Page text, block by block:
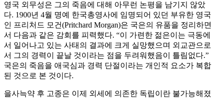
영국 외무성은 그의 죽음에 대해 아무런 논평을 남기지 않았
다. 1900년 4월 명예 한국총영사에 임명되어 있던 부유한 영국
인 프리처드 모건(Pritchard Morgan)은 국은의 유품을 정리하면
서 다음과 같은 감회를 피력했다. “이 가련한 젊은이는 극동에
서 일어나고 있는 사태의 결과에 크게 실망했으며 외교관으로
서 그의 경력이 끝날 것이라는 점을 두려워했음이 틀림없다.”
국은의 죽음을 애국심과 경력 단절이라는 개인적 요소가 복합
된 것으로 본 것이다.
을사늑약 후 고종은 이제 외세에 의존한 독립이란 불가능해졌